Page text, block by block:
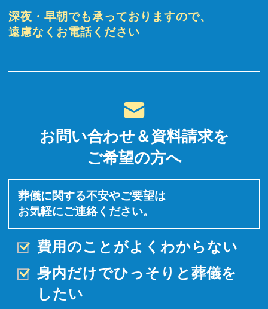
深夜・早朝でも承っておりますので、
遠慮なくお電話ください
お問い合わせ＆資料請求を
ご希望の方へ
葬儀に関する不安やご要望は
お気軽にご連絡ください。
費用のことがよくわからない
身内だけでひっそりと 葬儀を
したい